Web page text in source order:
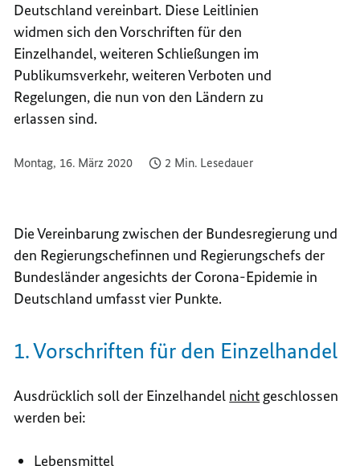
Deutschland vereinbart. Diese Leitlinien
widmen sich den Vorschriften für den
Einzelhandel, weiteren Schließungen im
Publikumsverkehr, weiteren Verboten und
Regelungen, die nun von den Ländern zu
erlassen sind.
Montag, 16. März 2020 2 Min. Lesedauer
Die Vereinbarung zwischen der Bundesregierung und
den Regierungschefinnen und Regierungschefs der
Bundesländer angesichts der Corona-Epidemie in
Deutschland umfasst vier Punkte.
1. Vorschriften für den Einzelhandel
Ausdrücklich soll der Einzelhandel nicht geschlossen
werden bei:
Lebensmittel